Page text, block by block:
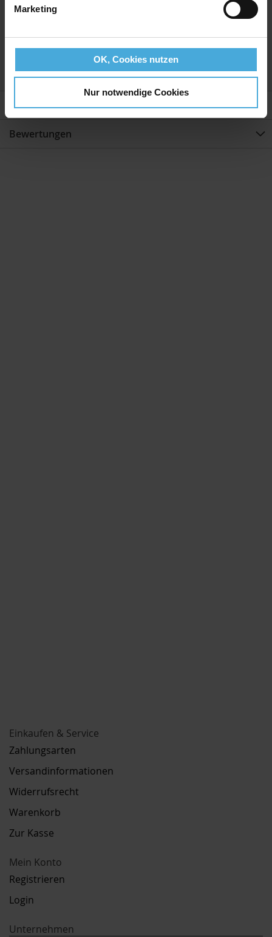
Marketing
OK, Cookies nutzen
Nur notwendige Cookies
Bilderrahmen aus deutscher
Produktion
Weitere Informationen
Bewertungen
Einkaufen & Service
Zahlungsarten
Versandinformationen
Widerrufsrecht
Warenkorb
Zur Kasse
Mein Konto
Registrieren
Login
Unternehmen